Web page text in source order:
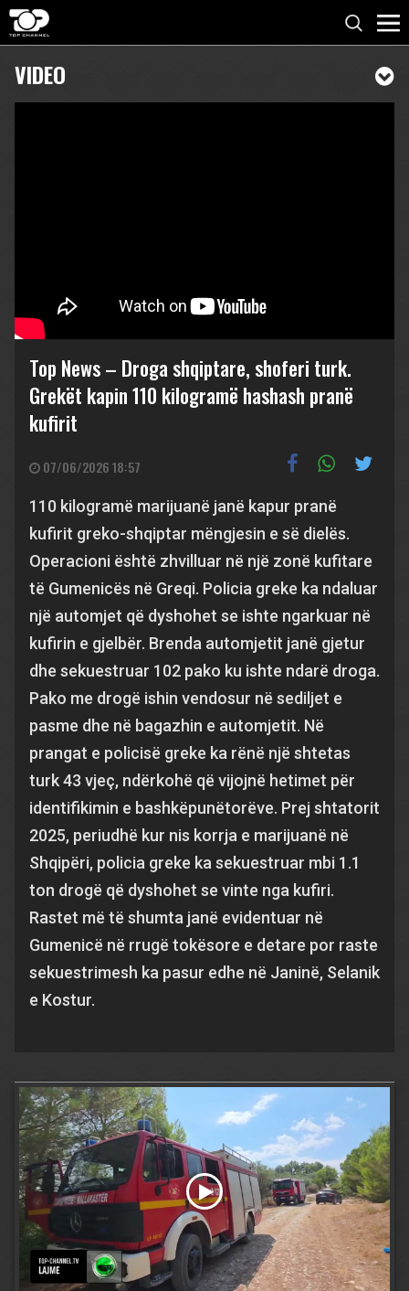
VIDEO
Top News – Droga shqiptare, shoferi turk.
Grekët kapin 110 kilogramë hashash pranë
kufirit
07/06/2026 18:57
110 kilogramë marijuanë janë kapur pranë
kufirit greko-shqiptar mëngjesin e së dielës.
Operacioni është zhvilluar në një zonë kufitare
të Gumenicës në Greqi. Policia greke ka ndaluar
një automjet që dyshohet se ishte ngarkuar në
kufirin e gjelbër. Brenda automjetit janë gjetur
dhe sekuestruar 102 pako ku ishte ndarë droga.
Pako me drogë ishin vendosur në sediljet e
pasme dhe në bagazhin e automjetit. Në
prangat e policisë greke ka rënë një shtetas
turk 43 vjeç, ndërkohë që vijojnë hetimet për
identifikimin e bashkëpunëtorëve. Prej shtatorit
2025, periudhë kur nis korrja e marijuanë në
Shqipëri, policia greke ka sekuestruar mbi 1.1
ton drogë që dyshohet se vinte nga kufiri.
Rastet më të shumta janë evidentuar në
Gumenicë në rrugë tokësore e detare por raste
sekuestrimesh ka pasur edhe në Janinë, Selanik
e Kostur.